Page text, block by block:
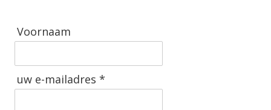
Voornaam
uw e-mailadres *